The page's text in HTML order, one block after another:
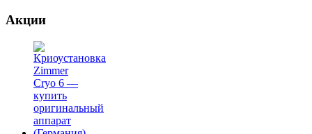
Акции